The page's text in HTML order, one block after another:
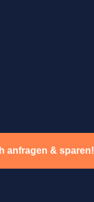
anfragen & sparen!